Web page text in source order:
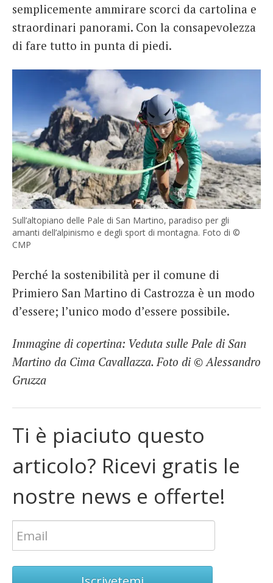
semplicemente ammirare scorci da cartolina e
straordinari panorami. Con la consapevolezza
di fare tutto in punta di piedi.
Sull’altopiano delle Pale di San Martino, paradiso per gli
amanti dell’alpinismo e degli sport di montagna. Foto di ©
CMP
Perché la sostenibilità per il comune di
Primiero San Martino di Castrozza è un modo
d’essere; l’unico modo d’essere possibile.
Immagine di copertina: Veduta sulle Pale di San
Martino da Cima Cavallazza. Foto di © Alessandro
Gruzza
Ti è piaciuto questo
articolo? Ricevi gratis le
nostre news e offerte!